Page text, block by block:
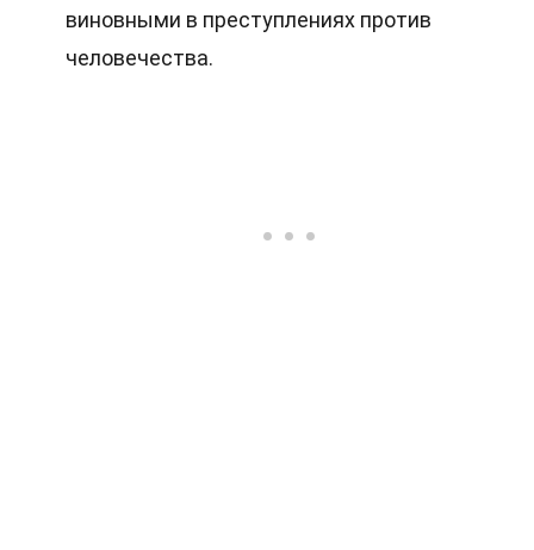
виновными в преступлениях против
человечества.